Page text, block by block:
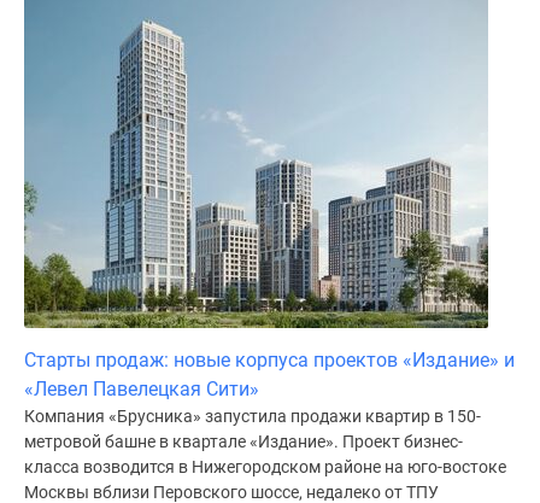
акции
Макс
Старты продаж: новые корпуса проектов «Издание» и
«Левел Павелецкая Сити»
Компания «Брусника» запустила продажи квартир в 150-
метровой башне в квартале «Издание». Проект бизнес-
класса возводится в Нижегородском районе на юго-востоке
Москвы вблизи Перовского шоссе, недалеко от ТПУ